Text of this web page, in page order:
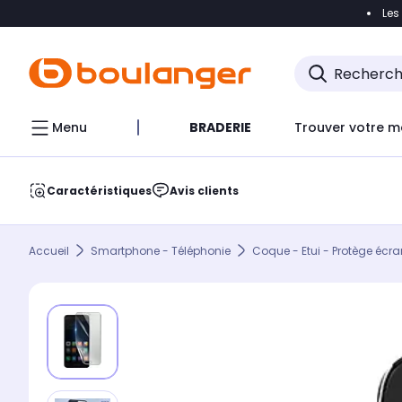
Accéder
Menu BRADERIE Trouver votre
Caractéristiques Avis clients
Accueil Smartphone - Téléphonie Coque - Etui - Protège